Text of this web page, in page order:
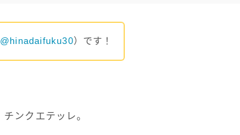
@hinadaifuku30）です！
ンクエテッレ。